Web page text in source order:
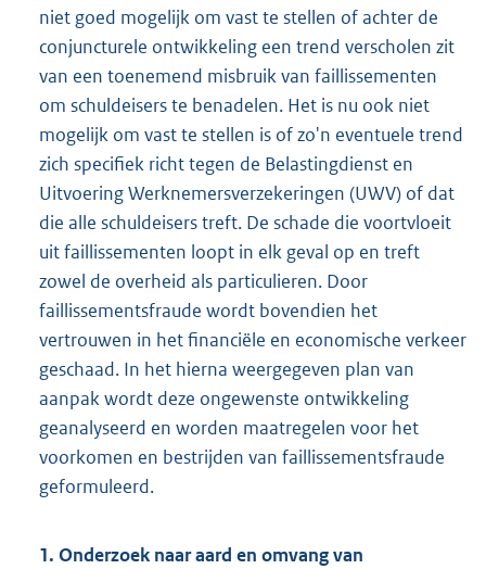
niet goed mogelijk om vast te stellen of achter de
conjuncturele ontwikkeling een trend verscholen zit
van een toenemend misbruik van faillissementen
om schuldeisers te benadelen. Het is nu ook niet
mogelijk om vast te stellen is of zo'n eventuele trend
zich specifiek richt tegen de Belastingdienst en
Uitvoering Werknemersverzekeringen (UWV) of dat
die alle schuldeisers treft. De schade die voortvloeit
uit faillissementen loopt in elk geval op en treft
zowel de overheid als particulieren. Door
faillissementsfraude wordt bovendien het
vertrouwen in het financiële en economische verkeer
geschaad. In het hierna weergegeven plan van
aanpak wordt deze ongewenste ontwikkeling
geanalyseerd en worden maatregelen voor het
voorkomen en bestrijden van faillissementsfraude
geformuleerd.
1. Onderzoek naar aard en omvang van